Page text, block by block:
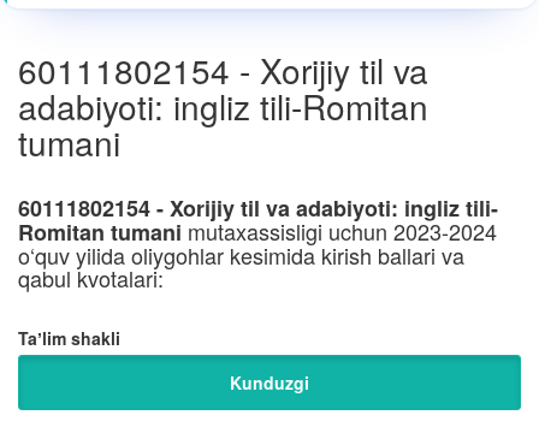
60111802154 - Xorijiy til va
adabiyoti: ingliz tili-Romitan
tumani
60111802154 - Xorijiy til va adabiyoti: ingliz tili-
Romitan tumani mutaxassisligi uchun 2023-2024
o‘quv yilida oliygohlar kesimida kirish ballari va
qabul kvotalari:
Taʼlim shakli
Kunduzgi